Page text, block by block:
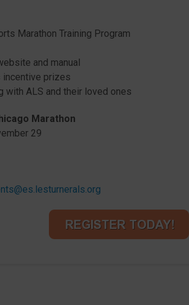
Marathon Training Program
and manual
incentive prizes
with ALS and their loved ones
Marathon
29